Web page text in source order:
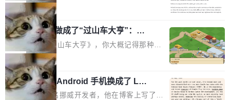
对照实验，人为审核只抓到了 13.6% 的危险命
令，而自动模式抓到了 89%。自动模式拦截了 8
00 条人类审批通过的指令，人类只拦截了 6 条
自动模式放过的指令。更令人担忧的是，随着会
话变长，人类的检测率从早期的约 17% 下降到
50 轮后的约 5%——人会疲劳，机器不会。 第
二组：出了事有多严重？在 5-6 月标记的...
hii Sydorets 写了一篇博客，把 AI 辅助编程比作
煎牛排——任何人都能把肉扔进锅里弄熟，但要
稳定产出真正好的结果，需要真正的理解。机器
能按食谱重复操作、规模化产出，但它不知道你
脑子里到底想要什么，除非你把想法翻译成明确
的需求。 文章的核心论点很简单：AI 让你更
快，但快不等于好。 它能自动化重复劳动、生成
代码起点、解释逻辑，但它经常自信地给出错误
局
他把芯片制造做成了“过山车大亨”：一
个浏览器里的半导体工厂
如果你玩过《过山车大亨》，你大概记得那种俯
瞰视角——小人在公园里走来走去，游乐设施运
转着，一切都在你的注视下运行。现在想象同样
的视角，但公园里不是过山车，而是一座完整的
芯片制造工厂。 这就是 Chip Tycoon。 一个黄
局
一名开发者将 Android 手机换成了 Lin
ux，称“AOSP 已死”
Runarcn 是一名挪威开发者，他在博客上写了一